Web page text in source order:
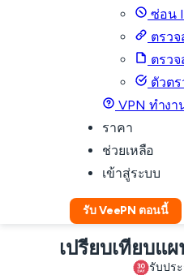
ซ่อน
ตรว
ตรว
ตัวต
VPN ทำงา
ราคา
ช่วยเหลือ
เข้าสู่ระบบ
รับ VeePN ตอนนี้
เปรียบเทียบแ
รับปร